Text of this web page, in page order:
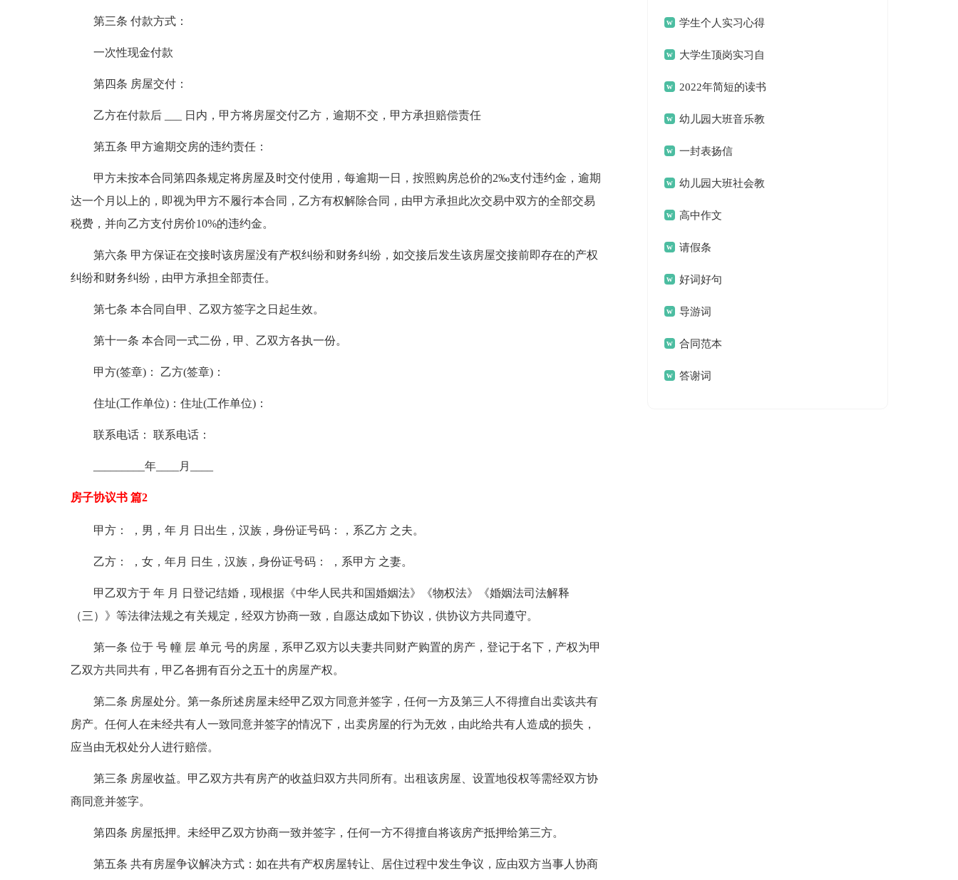
第三条 付款方式：
一次性现金付款
第四条 房屋交付：
乙方在付款后 ___ 日内，甲方将房屋交付乙方，逾期不交，甲方承担赔偿责任
第五条 甲方逾期交房的违约责任：
甲方未按本合同第四条规定将房屋及时交付使用，每逾期一日，按照购房总价的2‰支付违约金，逾期
达一个月以上的，即视为甲方不履行本合同，乙方有权解除合同，由甲方承担此次交易中双方的全部交易
税费，并向乙方支付房价10%的违约金。
第六条 甲方保证在交接时该房屋没有产权纠纷和财务纠纷，如交接后发生该房屋交接前即存在的产权
纠纷和财务纠纷，由甲方承担全部责任。
第七条 本合同自甲、乙双方签字之日起生效。
第十一条 本合同一式二份，甲、乙双方各执一份。
甲方(签章)： 乙方(签章)：
住址(工作单位)：住址(工作单位)：
联系电话： 联系电话：
_________年____月____
房子协议书 篇2
甲方： ，男，年 月 日出生，汉族，身份证号码：，系乙方 之夫。
乙方： ，女，年月 日生，汉族，身份证号码： ，系甲方 之妻。
甲乙双方于 年 月 日登记结婚，现根据《中华人民共和国婚姻法》《物权法》《婚姻法司法解释
（三）》等法律法规之有关规定，经双方协商一致，自愿达成如下协议，供协议方共同遵守。
第一条 位于 号 幢 层 单元 号的房屋，系甲乙双方以夫妻共同财产购置的房产，登记于名下，产权为甲
乙双方共同共有，甲乙各拥有百分之五十的房屋产权。
第二条 房屋处分。第一条所述房屋未经甲乙双方同意并签字，任何一方及第三人不得擅自出卖该共有
房产。任何人在未经共有人一致同意并签字的情况下，出卖房屋的行为无效，由此给共有人造成的损失，
应当由无权处分人进行赔偿。
第三条 房屋收益。甲乙双方共有房产的收益归双方共同所有。出租该房屋、设置地役权等需经双方协
商同意并签字。
第四条 房屋抵押。未经甲乙双方协商一致并签字，任何一方不得擅自将该房产抵押给第三方。
第五条 共有房屋争议解决方式：如在共有产权房屋转让、居住过程中发生争议，应由双方当事人协商
13篇学生个人实习心得
体会大学生顶岗实习自
我总结2022年简短的读书
名言名句汇总79句
幼儿园大班音乐教
案(汇编15篇)
一封表扬信
幼儿园大班社会教
案集锦15篇
高中作文
请假条
好词好句
导游词
合同范本
答谢词